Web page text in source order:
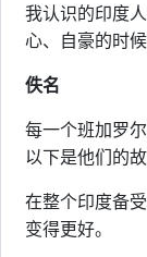
我认识的印度
心、自豪的时候
佚名
每一个班加罗
以下是他们的故
在整个印度备
变得更好。